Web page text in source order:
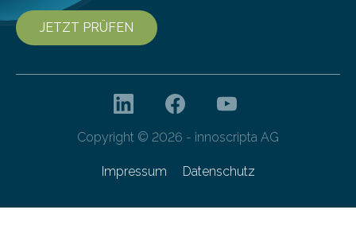
JETZT PRÜFEN
Copyright © 2026 - innoscripta AG
Impressum Datenschutz